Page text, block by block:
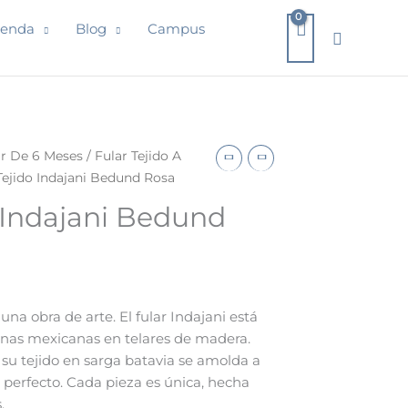
Blog Campus Buscar
De 6 Meses / Fular Tejido A
Indajani Bedund Rosa
Bedund
obra de arte. El fular Indajani está
mexicanas en telares de madera.
tejido en sarga batavia se amolda a
Cada pieza es única, hecha